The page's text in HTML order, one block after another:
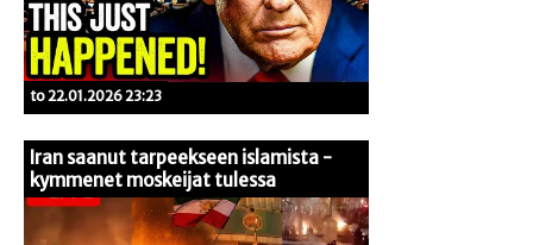
to 22.01.2026 23:23
Iran saanut tarpeekseen islamista -
kymmenet moskeijat tulessa